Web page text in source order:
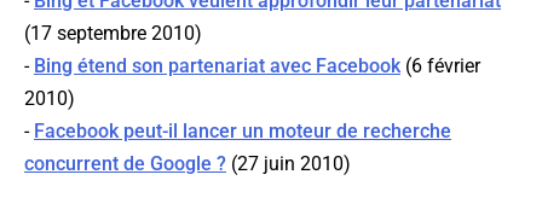
(17 septembre 2010)
- Bing étend son partenariat avec Facebook(6 février
2010)
- Facebook peut-il lancer un moteur de recherche
concurrent de Google ? (27 juin 2010)